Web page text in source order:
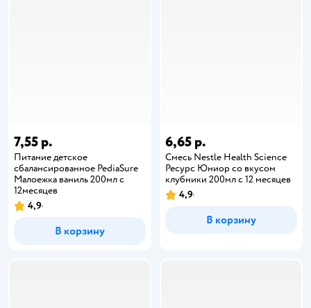
7,55 р.
Питание детское
сбалансированное PediaSure
Малоежка ваниль 200мл с
12месяцев
4,9
В корзину
6,65 р.
Смесь Nestle Health Science
Ресурс Юниор со вкусом
клубники 200мл с 12 месяцев
4,9
В корзину